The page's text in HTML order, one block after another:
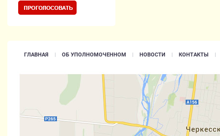
ГЛАВНАЯ ОБ УПОЛНОМОЧЕННОМ НОВОСТИ КОНТАКТЫ